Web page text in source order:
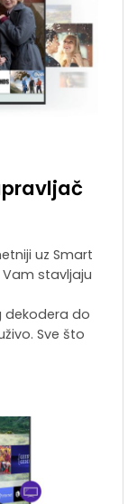
uz Smart
Vam stavljaju
dekodera do
Sve što